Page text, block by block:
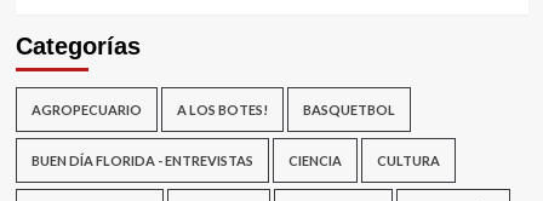
Categorías
AGROPECUARIO A LOS BOTES! BASQUETBOL
BUEN DÍA FLORIDA - ENTREVISTAS CIENCIA CULTURA